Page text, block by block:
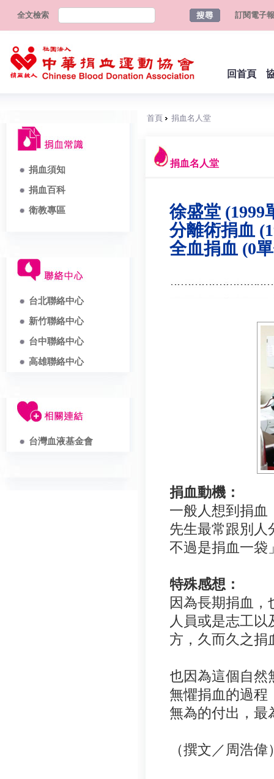
全文檢索 訂閱電子報
回首頁
捐血須知
捐血百科
衛教專區
台北聯絡中心
新竹聯絡中心
台中聯絡中心
高雄聯絡中心
台灣血液基金會
首頁 捐血名人堂
捐血名人堂
徐盛堂 (1999
分離術捐血
全血捐血 (0
捐血動機：
一般人想到捐血
先生最常跟別人
不過是捐血一袋
特殊感想：
因為長期捐血
人員或是志工
方，久而久之捐
也因為這個自然
無懼捐血的過程
無為的付出，最
（撰文／周浩偉